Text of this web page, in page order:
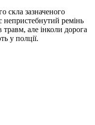
скла зазначеного
непристебнутий ремінь
але інколи дорога
у полції.